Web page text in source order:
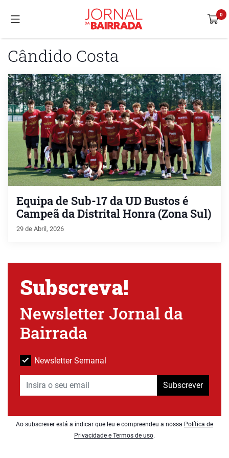
Cândido Costa
Equipa de Sub-17 da UD Bustos é
Campeã da Distrital Honra (Zona Sul)
29 de Abril, 2026
Subscreva!
Newsletter Jornal da
Bairrada
Newsletter Semanal
Subscrever
Ao subscrever está a indicar que leu e compreendeu a nossa Política de
Privacidade e Termos de uso.